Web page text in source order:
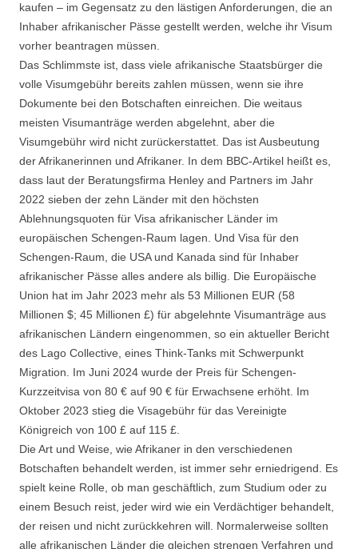
kaufen – im Gegensatz zu den lästigen Anforderungen, die an
Inhaber afrikanischer Pässe gestellt werden, welche ihr Visum
vorher beantragen müssen.
Das Schlimmste ist, dass viele afrikanische Staatsbürger die
volle Visumgebühr bereits zahlen müssen, wenn sie ihre
Dokumente bei den Botschaften einreichen. Die weitaus
meisten Visumanträge werden abgelehnt, aber die
Visumgebühr wird nicht zurückerstattet. Das ist Ausbeutung
der Afrikanerinnen und Afrikaner. In dem BBC-Artikel heißt es,
dass laut der Beratungsfirma Henley and Partners im Jahr
2022 sieben der zehn Länder mit den höchsten
Ablehnungsquoten für Visa afrikanischer Länder im
europäischen Schengen-Raum lagen. Und Visa für den
Schengen-Raum, die USA und Kanada sind für Inhaber
afrikanischer Pässe alles andere als billig. Die Europäische
Union hat im Jahr 2023 mehr als 53 Millionen EUR (58
Millionen $; 45 Millionen £) für abgelehnte Visumanträge aus
afrikanischen Ländern eingenommen, so ein aktueller Bericht
des Lago Collective, eines Think-Tanks mit Schwerpunkt
Migration. Im Juni 2024 wurde der Preis für Schengen-
Kurzzeitvisa von 80 € auf 90 € für Erwachsene erhöht. Im
Oktober 2023 stieg die Visagebühr für das Vereinigte
Königreich von 100 £ auf 115 £.
Die Art und Weise, wie Afrikaner in den verschiedenen
Botschaften behandelt werden, ist immer sehr erniedrigend. Es
spielt keine Rolle, ob man geschäftlich, zum Studium oder zu
einem Besuch reist, jeder wird wie ein Verdächtiger behandelt,
der reisen und nicht zurückkehren will. Normalerweise sollten
alle afrikanischen Länder die gleichen strengen Verfahren und